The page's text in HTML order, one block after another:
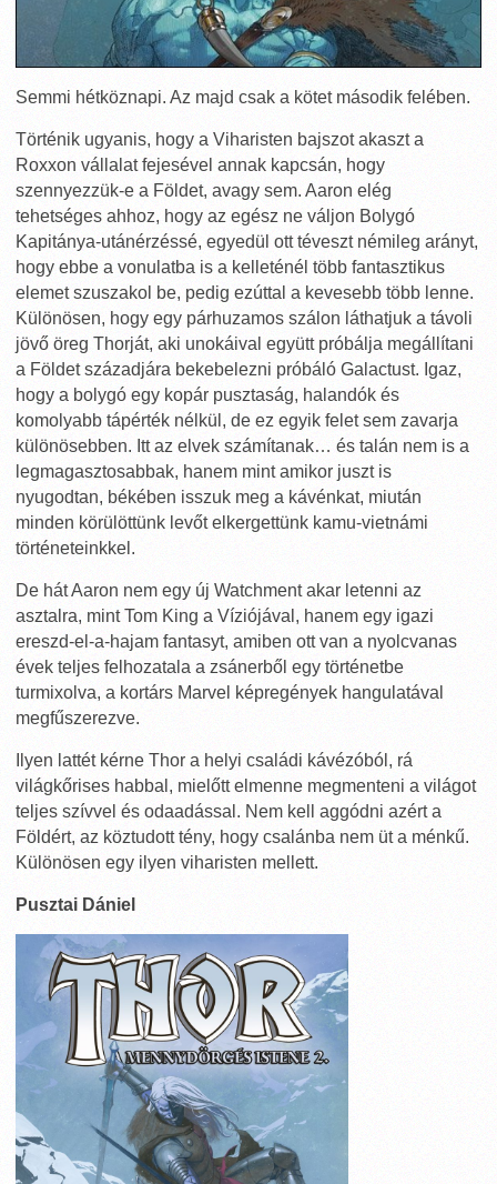
Semmi hétköznapi. Az majd csak a kötet második felében.
Történik ugyanis, hogy a Viharisten bajszot akaszt a
Roxxon vállalat fejesével annak kapcsán, hogy
szennyezzük-e a Földet, avagy sem. Aaron elég
tehetséges ahhoz, hogy az egész ne váljon Bolygó
Kapitánya-utánérzéssé, egyedül ott téveszt némileg arányt,
hogy ebbe a vonulatba is a kelleténél több fantasztikus
elemet szuszakol be, pedig ezúttal a kevesebb több lenne.
Különösen, hogy egy párhuzamos szálon láthatjuk a távoli
jövő öreg Thorját, aki unokáival együtt próbálja megállítani
a Földet századjára bekebelezni próbáló Galactust. Igaz,
hogy a bolygó egy kopár pusztaság, halandók és
komolyabb tápérték nélkül, de ez egyik felet sem zavarja
különösebben. Itt az elvek számítanak… és talán nem is a
legmagasztosabbak, hanem mint amikor juszt is
nyugodtan, békében isszuk meg a kávénkat, miután
minden körülöttünk levőt elkergettünk kamu-vietnámi
történeteinkkel.
De hát Aaron nem egy új Watchment akar letenni az
asztalra, mint Tom King a Víziójával, hanem egy igazi
ereszd-el-a-hajam fantasyt, amiben ott van a nyolcvanas
évek teljes felhozatala a zsánerből egy történetbe
turmixolva, a kortárs Marvel képregények hangulatával
megfűszerezve.
Ilyen lattét kérne Thor a helyi családi kávézóból, rá
világkőrises habbal, mielőtt elmenne megmenteni a világot
teljes szívvel és odaadással. Nem kell aggódni azért a
Földért, az köztudott tény, hogy csalánba nem üt a ménkű.
Különösen egy ilyen viharisten mellett.
Pusztai Dániel